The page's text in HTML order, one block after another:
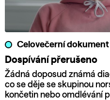
Celovečerní dokument
Dospívání přerušeno
Žádná doposud známá
co se děje se skupinou
končetin nebo omdlévání